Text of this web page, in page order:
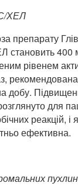
ХЕЛ
препарату
становить 400
рівенем
добу.
для
реакцій,
ефективна.